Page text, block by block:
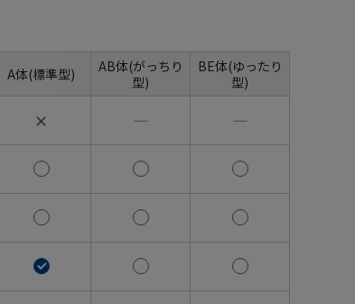
A体(標準型)
AB体(がっちり
型)
BE体(ゆったり
型)
✕ ― ―